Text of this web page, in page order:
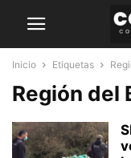
Inicio Etiquetas
Región del